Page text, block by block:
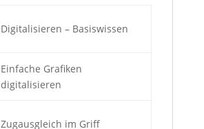
Digitalisieren – Basiswissen
Einfache Grafiken
digitalisieren
Zugausgleich im Griff